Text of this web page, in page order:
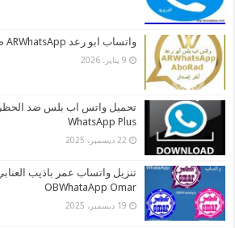
واتساب ابو رعد ARWhatsApp ضد الحظر 2026 اخر اصدار
9 يناير، 2026
WhatsApp Plus
22 ديسمبر، 2025
OBWhataApp Omar
19 ديسمبر، 2025